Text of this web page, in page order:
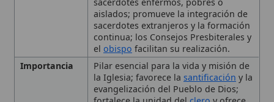
Fundamentos de la
Fraternidad Sacerdotal
Manifestaciones de la
Fraternidad Sacerdotal